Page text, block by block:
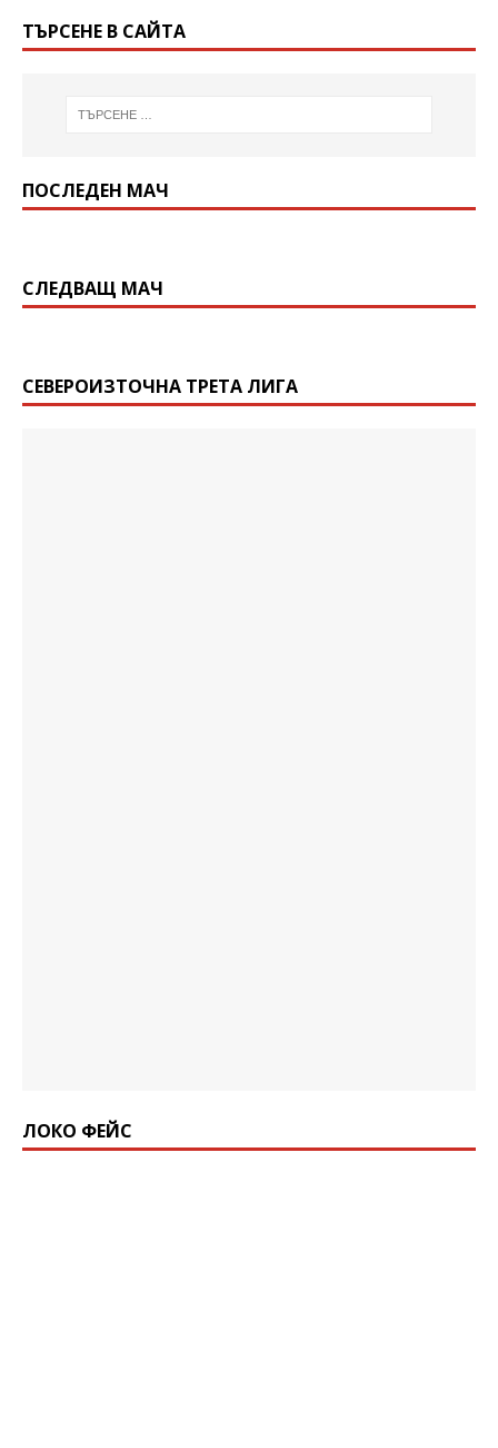
ТЪРСЕНЕ В САЙТА
ПОСЛЕДЕН МАЧ
СЛЕДВАЩ МАЧ
СЕВЕРОИЗТОЧНА ТРЕТА ЛИГА
ЛОКО ФЕЙС